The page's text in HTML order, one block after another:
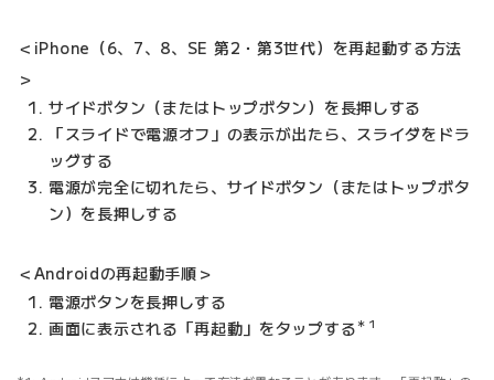
＜iPhone（6、7、8、SE 第2・第3世代）を再起動する方法
＞
サイドボタン（またはトップボタン）を長押しする
「スライドで電源オフ」の表示が出たら、スライダをドラ
ッグする
電源が完全に切れたら、サイドボタン（またはトップボタ
ン）を長押しする
＜Androidの再起動手順＞
電源ボタンを長押しする
画面に表示される「再起動」をタップする＊1